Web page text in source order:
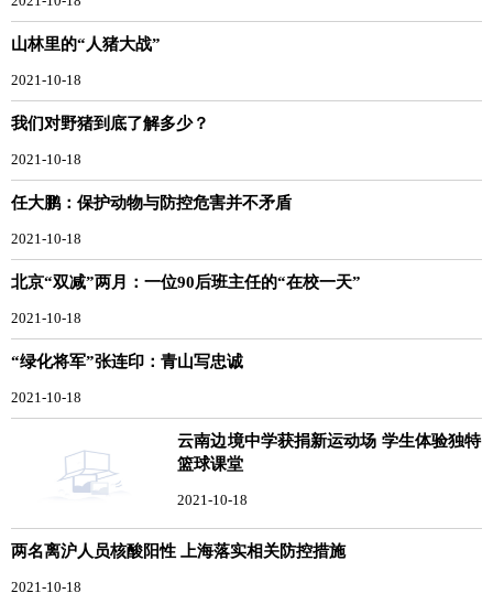
山林里的“人猪大战”
2021-10-18
我们对野猪到底了解多少？
2021-10-18
任大鹏：保护动物与防控危害并不矛盾
2021-10-18
北京“双减”两月：一位90后班主任的“在校一天”
2021-10-18
“绿化将军”张连印：青山写忠诚
2021-10-18
云南边境中学获捐新运动场 学生体验独特
篮球课堂
2021-10-18
两名离沪人员核酸阳性 上海落实相关防控措施
2021-10-18